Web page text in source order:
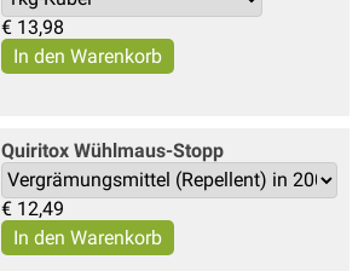
€ 13,98
Quiritox Wühlmaus-Stopp
€ 12,49